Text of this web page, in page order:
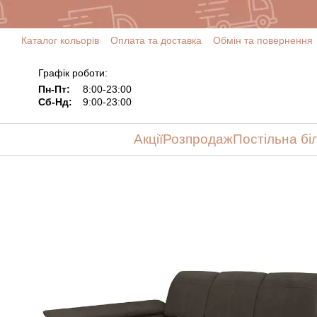
Перейти до основного контенту
Каталог кольорів Оплата та доставка Обмін та повернення
Графік роботи:
Пн-Пт:
8:00-23:00
Сб-Нд:
9:00-23:00
АкціїРозпродажПостільна